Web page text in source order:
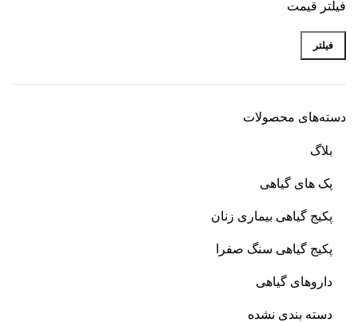
فیلتر قیمت
فیلتر
دسته‌های محصولات
بلاگ
پک های گیاهی
پکیج گیاهی بیماری زنان
پکیج گیاهی سنگ صفرا
داروهای گیاهی
دسته بندی نشده